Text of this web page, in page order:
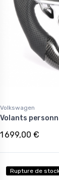
Volkswagen
Volants
1 699,00 €
Rupture de